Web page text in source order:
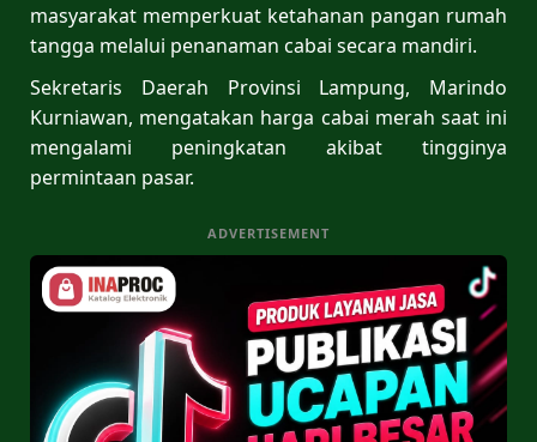
masyarakat memperkuat ketahanan pangan rumah
tangga melalui penanaman cabai secara mandiri.
Sekretaris Daerah Provinsi Lampung, Marindo
Kurniawan, mengatakan harga cabai merah saat ini
mengalami peningkatan akibat tingginya
permintaan pasar.
ADVERTISEMENT